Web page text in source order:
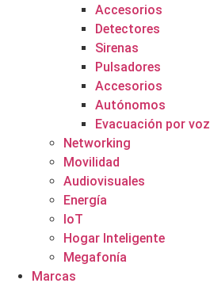
Accesorios
Detectores
Sirenas
Pulsadores
Accesorios
Autónomos
Evacuación por voz
Networking
Movilidad
Audiovisuales
Energía
IoT
Hogar Inteligente
Megafonía
Marcas